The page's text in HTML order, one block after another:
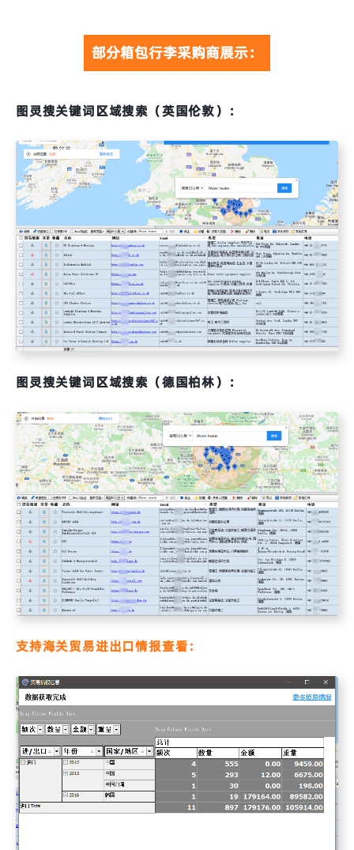
部分箱包行李采购商展示：
图灵搜关键词区域搜索（英国伦敦）：
图灵搜关键词区域搜索（德国柏林）：
支持海关贸易进出口情报查看：